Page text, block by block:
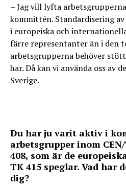
– Jag vill lyfta
kommittén. Standardisering
i europeiska och
färre representanter än i den
arbetsgrupperna behöver
har. Då kan vi använda oss av
Sverige.
Du har ju varit aktiv i
arbetsgrupper inom CEN/
408, som är de
TK 415 speglar. Vad har
dig?